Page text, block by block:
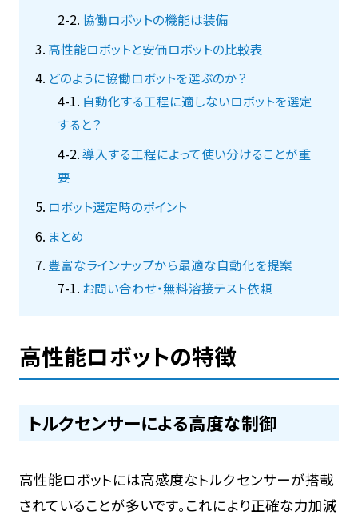
協働ロボットの機能は装備
高性能ロボットと安価ロボットの比較表
どのように協働ロボットを選ぶのか？
自動化する工程に適しないロボットを選定
すると？
導入する工程によって使い分けることが重
要
ロボット選定時のポイント
まとめ
豊富なラインナップから最適な自動化を提案
お問い合わせ・無料溶接テスト依頼
高性能ロボットの特徴
トルクセンサーによる高度な制御
高性能ロボットには高感度なトルクセンサーが搭載
されていることが多いです。これにより正確な力加減